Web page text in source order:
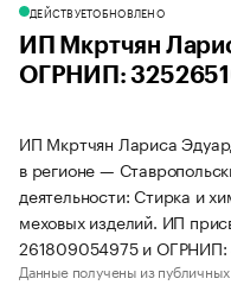
ДЕЙСТВУЕТОБНОВЛЕНО
ИП Мкртчян
ОГРНИП:
ИП Мкртчян Лариса
в регионе —
деятельности: Стирка и
меховых изделий. ИП
261809054975 и ОГРНИП:
Данные получены из